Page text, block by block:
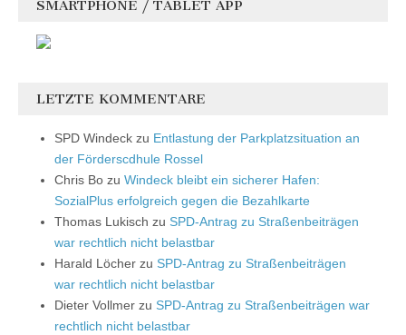
SMARTPHONE / TABLET APP
LETZTE KOMMENTARE
SPD Windeck zu Entlastung der Parkplatzsituation an
der Förderscdhule Rossel
Chris Bo zu Windeck bleibt ein sicherer Hafen:
SozialPlus erfolgreich gegen die Bezahlkarte
Thomas Lukisch zu SPD-Antrag zu Straßenbeiträgen
war rechtlich nicht belastbar
Harald Löcher zu SPD-Antrag zu Straßenbeiträgen
war rechtlich nicht belastbar
Dieter Vollmer zu SPD-Antrag zu Straßenbeiträgen war
rechtlich nicht belastbar